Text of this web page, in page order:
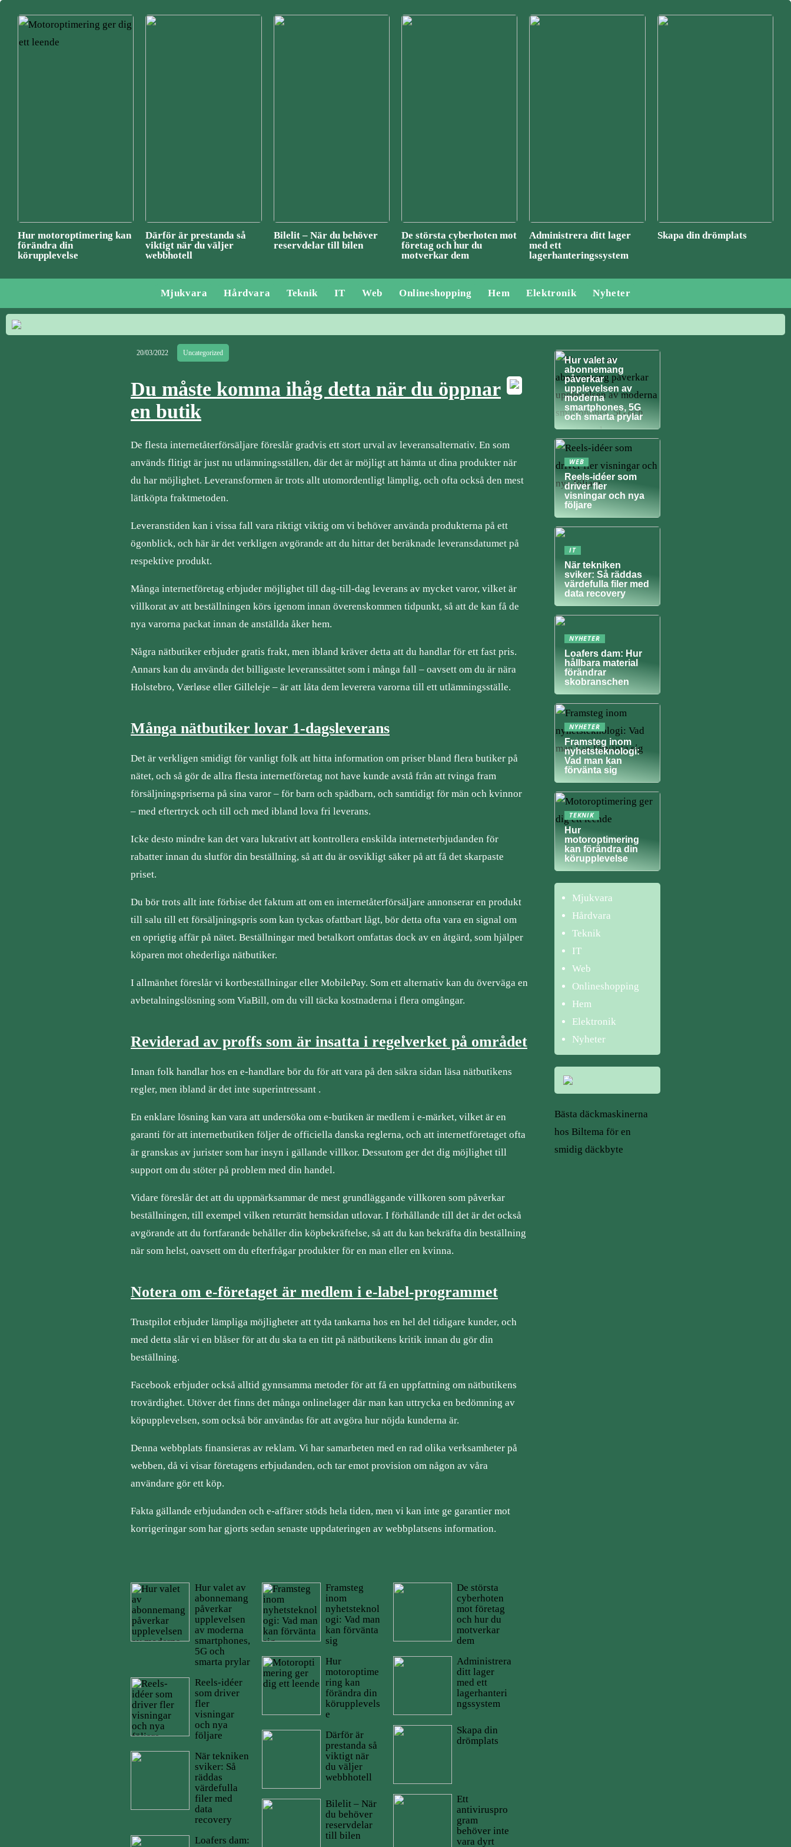
Hur motoroptimering kan
förändra din
körupplevelse
Därför är prestanda så
viktigt när du väljer
webbhotell
Bilelit – När du behöver
reservdelar till bilen
De största cyberhoten mot
företag och hur du
motverkar dem
Administrera ditt lager
med ett
lagerhanteringssystem
Skapa din drömplats
Mjukvara Hårdvara Teknik IT Web Onlineshopping Hem Elektronik Nyheter
20/03/2022 Uncategorized
Du måste komma ihåg detta när du öppnar
en butik
De flesta internetåterförsäljare föreslår gradvis ett stort urval av leveransalternativ. En som
används flitigt är just nu utlämningsställen, där det är möjligt att hämta ut dina produkter när
du har möjlighet. Leveransformen är trots allt utomordentligt lämplig, och ofta också den mest
lättköpta fraktmetoden.
Leveranstiden kan i vissa fall vara riktigt viktig om vi behöver använda produkterna på ett
ögonblick, och här är det verkligen avgörande att du hittar det beräknade leveransdatumet på
respektive produkt.
Många internetföretag erbjuder möjlighet till dag-till-dag leverans av mycket varor, vilket är
villkorat av att beställningen körs igenom innan överenskommen tidpunkt, så att de kan få de
nya varorna packat innan de anställda åker hem.
Några nätbutiker erbjuder gratis frakt, men ibland kräver detta att du handlar för ett fast pris.
Annars kan du använda det billigaste leveranssättet som i många fall – oavsett om du är nära
Holstebro, Værløse eller Gilleleje – är att låta dem leverera varorna till ett utlämningsställe.
Många nätbutiker lovar 1-dagsleverans
Det är verkligen smidigt för vanligt folk att hitta information om priser bland flera butiker på
nätet, och så gör de allra flesta internetföretag not have kunde avstå från att tvinga fram
försäljningspriserna på sina varor – för barn och spädbarn, och samtidigt för män och kvinnor
– med eftertryck och till och med ibland lova fri leverans.
Icke desto mindre kan det vara lukrativt att kontrollera enskilda interneterbjudanden för
rabatter innan du slutför din beställning, så att du är osvikligt säker på att få det skarpaste
priset.
Du bör trots allt inte förbise det faktum att om en internetåterförsäljare annonserar en produkt
till salu till ett försäljningspris som kan tyckas ofattbart lågt, bör detta ofta vara en signal om
en oprigtig affär på nätet. Beställningar med betalkort omfattas dock av en åtgärd, som hjälper
köparen mot ohederliga nätbutiker.
I allmänhet föreslår vi kortbeställningar eller MobilePay. Som ett alternativ kan du överväga en
avbetalningslösning som ViaBill, om du vill täcka kostnaderna i flera omgångar.
Reviderad av proffs som är insatta i regelverket på området
Innan folk handlar hos en e-handlare bör du för att vara på den säkra sidan läsa nätbutikens
regler, men ibland är det inte superintressant .
En enklare lösning kan vara att undersöka om e-butiken är medlem i e-märket, vilket är en
garanti för att internetbutiken följer de officiella danska reglerna, och att internetföretaget ofta
är granskas av jurister som har insyn i gällande villkor. Dessutom ger det dig möjlighet till
support om du stöter på problem med din handel.
Vidare föreslår det att du uppmärksammar de mest grundläggande villkoren som påverkar
beställningen, till exempel vilken returrätt hemsidan utlovar. I förhållande till det är det också
avgörande att du fortfarande behåller din köpbekräftelse, så att du kan bekräfta din beställning
när som helst, oavsett om du efterfrågar produkter för en man eller en kvinna.
Notera om e-företaget är medlem i e-label-programmet
Trustpilot erbjuder lämpliga möjligheter att tyda tankarna hos en hel del tidigare kunder, och
med detta slår vi en blåser för att du ska ta en titt på nätbutikens kritik innan du gör din
beställning.
Facebook erbjuder också alltid gynnsamma metoder för att få en uppfattning om nätbutikens
trovärdighet. Utöver det finns det många onlinelager där man kan uttrycka en bedömning av
köpupplevelsen, som också bör användas för att avgöra hur nöjda kunderna är.
Denna webbplats finansieras av reklam. Vi har samarbeten med en rad olika verksamheter på
webben, då vi visar företagens erbjudanden, och tar emot provision om någon av våra
användare gör ett köp.
Fakta gällande erbjudanden och e-affärer stöds hela tiden, men vi kan inte ge garantier mot
korrigeringar som har gjorts sedan senaste uppdateringen av webbplatsens information.
Hur valet av
abonnemang
påverkar
upplevelsen
av moderna
smartphones,
5G och
smarta prylar
Reels-idéer
som driver
fler
visningar
och nya
följare
När tekniken
sviker: Så
räddas
värdefulla
filer med
data
recovery
Loafers dam:
Framsteg
inom
nyhetsteknol
ogi: Vad man
kan förvänta
sig
Hur
motoroptime
ring kan
förändra din
körupplevels
e
Därför är
prestanda så
viktigt när
du väljer
webbhotell
Bilelit – När
du behöver
reservdelar
till bilen
De största
cyberhoten
mot företag
och hur du
motverkar
dem
Administrera
ditt lager
med ett
lagerhanteri
ngssystem
Skapa din
drömplats
Ett
antiviruspro
gram
behöver inte
vara dyrt
Hur valet av
abonnemang
påverkar
upplevelsen av
moderna
smartphones, 5G
och smarta prylar
WEB
Reels-idéer som
driver fler
visningar och nya
följare
IT
När tekniken
sviker: Så räddas
värdefulla filer med
data recovery
NYHETER
Loafers dam: Hur
hållbara material
förändrar
skobranschen
NYHETER
Framsteg inom
nyhetsteknologi:
Vad man kan
förvänta sig
TEKNIK
Hur
motoroptimering
kan förändra din
körupplevelse
Mjukvara
Hårdvara
Teknik
IT
Web
Onlineshopping
Hem
Elektronik
Nyheter
Bästa däckmaskinerna
hos Biltema för en
smidig däckbyte